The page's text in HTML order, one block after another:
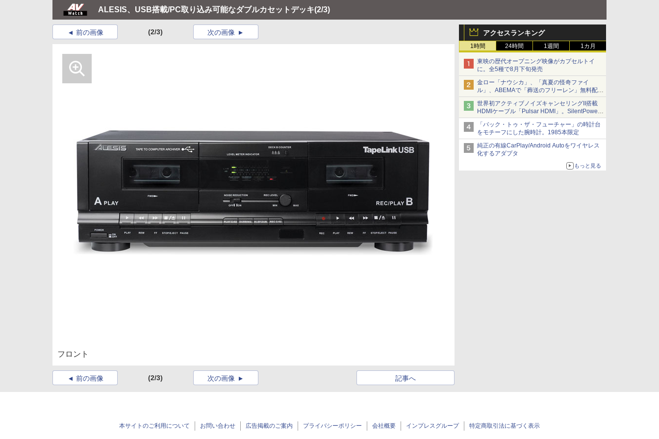
ALESIS、USB搭載/PC取り込み可能なダブルカセットデッキ(2/3)
アクセスランキング
1時間 24時間 1週間 1カ月
東映の歴代オープニング映像がカプセルトイ
に。全5種で8月下旬発売
金ロー「ナウシカ」、「真夏の怪奇ファイ
ル」、ABEMAで「葬送のフリーレン」無料配信
など。夏の特番・配信情報
世界初アクティブノイズキャンセリングII搭載
HDMIケーブル「Pulsar HDMI」。SilentPower
から
「バック・トゥ・ザ・フューチャー」の時計台
をモチーフにした腕時計。1985本限定
純正の有線CarPlay/Android Autoをワイヤレス
化するアダプタ
もっと見る
前の画像 (2/3) 次の画像
フロント
前の画像 (2/3) 記事へ
次の画像
本サイトのご利用について お問い合わせ 広告掲載のご案内 プライバシーポリシー 会社概要 インプレスグループ 特定商取引法に基づく表示